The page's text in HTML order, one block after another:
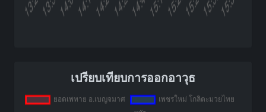
เปรียบเทียบการออกอาวุธ